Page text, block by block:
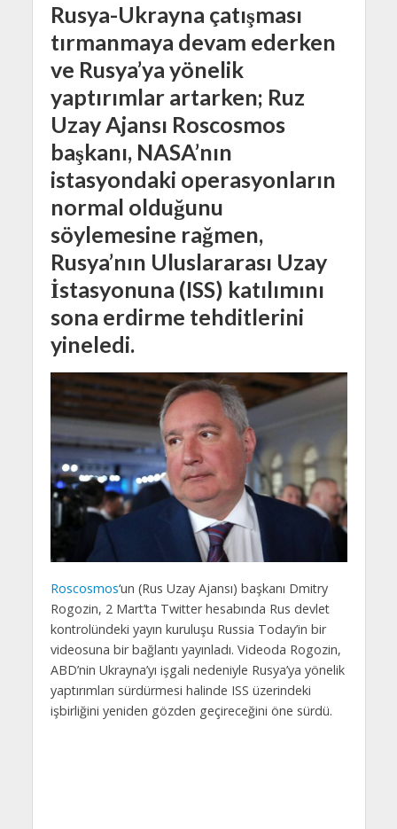
Rusya-Ukrayna çatışması
tırmanmaya devam ederken
ve Rusya’ya yönelik
yaptırımlar artarken; Ruz
Uzay Ajansı Roscosmos
başkanı, NASA’nın
istasyondaki operasyonların
normal olduğunu
söylemesine rağmen,
Rusya’nın Uluslararası Uzay
İstasyonuna (ISS) katılımını
sona erdirme tehditlerini
yineledi.
Roscosmos‘un (Rus Uzay Ajansı) başkanı Dmitry
Rogozin, 2 Mart’ta Twitter hesabında Rus devlet
kontrolündeki yayın kuruluşu Russia Today’in bir
videosuna bir bağlantı yayınladı. Videoda Rogozin,
ABD’nin Ukrayna’yı işgali nedeniyle Rusya’ya yönelik
yaptırımları sürdürmesi halinde ISS üzerindeki
işbirliğini yeniden gözden geçireceğini öne sürdü.